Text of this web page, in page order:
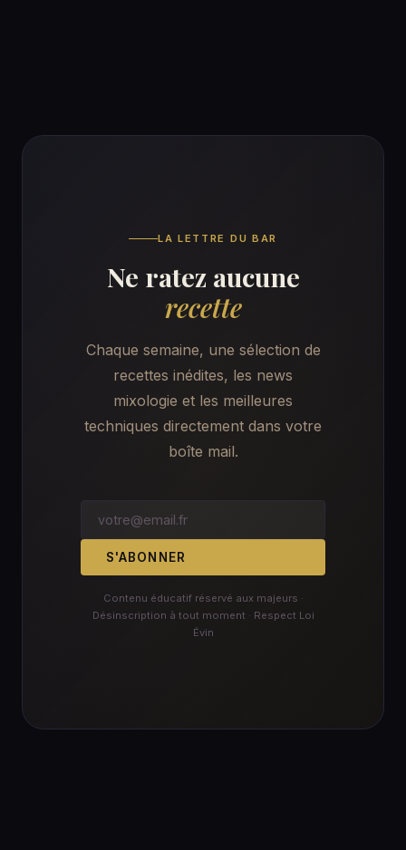
LA LETTRE DU BAR
Ne ratez aucune
recette
Chaque semaine, une sélection de
recettes inédites, les news
mixologie et les meilleures
techniques directement dans votre
boîte mail.
S'ABONNER
Contenu éducatif réservé aux majeurs ·
Désinscription à tout moment · Respect Loi
Évin